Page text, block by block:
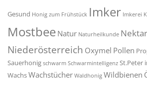
Gesund Honig zum Frühstück Imker Imkerei
MostbeeNatur Naturheilkunde Nektar
Niederösterreich Oxymel Pollen
Sauerhonig schwarm Schwarmintelligenz St.Peter
WachsWachstücher Waldhonig Wildbienen